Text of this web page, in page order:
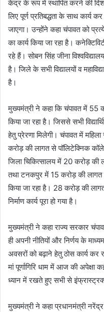
केंद्र के रूप में स्थापित करने की
लिए पूर्ण प्रतिबद्धता के साथ
जाएगा। उन्होंने कहा चंपावत को
का कार्य किया जा रहा है।
रहे हैं। सोबन सिंह जीना
है। जिले के सभी विद्यालयों व
है।
मुख्यमंत्री ने कहा कि चंपावत में 55
किया जा रहा है। जिससे सभी
हेतु प्रेरणा मिलेगी। चंपावत में
करोड़ की लागत से पॉलिटेक्निक
जिला चिकित्सालय में 20 करोड़
तथा टनकपुर में 15 करोड़ की लागत
किया जा रहा है। 28 करोड़ की
निर्माण कार्य पूरा हो गया है।
मुख्यमंत्री ने कहा राज्य सरकार
ही अपनी नीतियों और निर्णय के
अवसरों को बढ़ाने हेतु ठोस कार्य कर
मां पूर्णागिरि धाम में आज की
ध्यान में रखते हुए सभी से
मुख्यमंत्री ने कहा प्रधानमंत्री